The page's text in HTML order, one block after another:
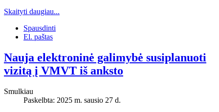
Skaityti daugiau...
Spausdinti
El. paštas
Nauja elektroninė galimybė susiplanuoti
vizitą į VMVT iš anksto
Smulkiau
Paskelbta: 2025 m. sausio 27 d.